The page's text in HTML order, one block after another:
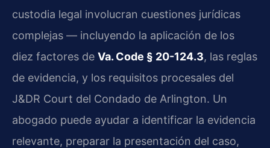
custodia legal involucran cuestiones jurídicas
complejas — incluyendo la aplicación de los
diez factores de Va. Code § 20-124.3, las reglas
de evidencia, y los requisitos procesales del
J&DR Court del Condado de Arlington. Un
abogado puede ayudar a identificar la evidencia
relevante, preparar la presentación del caso,